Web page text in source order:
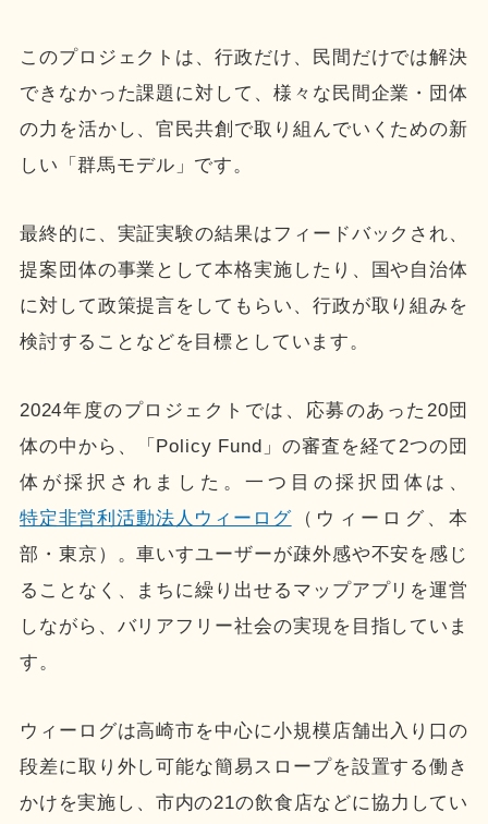
このプロジェクトは、行政だけ、民間だけでは解決
できなかった課題に対して、様々な民間企業・団体
の力を活かし、官民共創で取り組んでいくための新
しい「群馬モデル」です。
最終的に、実証実験の結果はフィードバックされ、
提案団体の事業として本格実施したり、国や自治体
に対して政策提言をしてもらい、行政が取り組みを
検討することなどを目標としています。
2024年度のプロジェクトでは、応募のあった20団
体の中から、「Policy Fund」の審査を経て2つの団
体が採択されました。一つ目の採択団体は、
特定非営利活動法人ウィーログ（ウィーログ、本
部・東京）。車いすユーザーが疎外感や不安を感じ
ることなく、まちに繰り出せるマップアプリを運営
しながら、バリアフリー社会の実現を目指していま
す。
ウィーログは高崎市を中心に小規模店舗出入り口の
段差に取り外し可能な簡易スロープを設置する働き
かけを実施し、市内の21の飲食店などに協力してい